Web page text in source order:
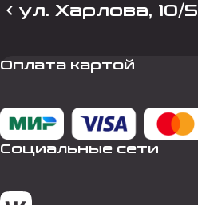
ул. Харлова, 10/5
Оплата картой
Социальные сети